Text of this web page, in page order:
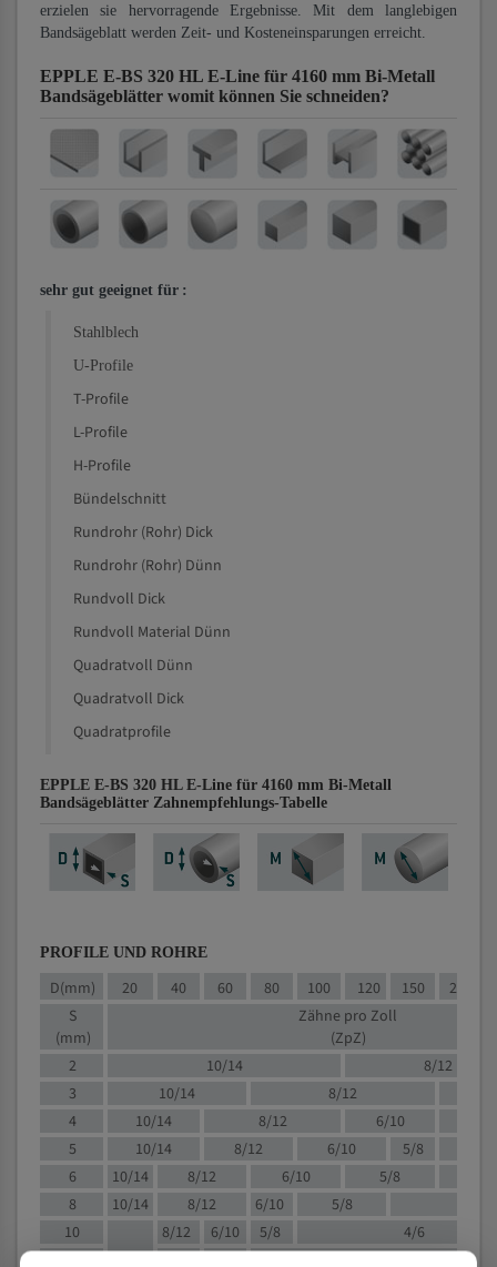
erzielen sie hervorragende Ergebnisse. Mit dem langlebigen
Bandsägeblatt werden Zeit- und Kosteneinsparungen erreicht.
EPPLE E-BS 320 HL E-Line für 4160 mm Bi-Metall
Bandsägeblätter womit können Sie schneiden?
sehr gut geeignet für :
Stahlblech
U-Profile
T-Profile
L-Profile
H-Profile
Bündelschnitt
Rundrohr (Rohr) Dick
Rundrohr (Rohr) Dünn
Rundvoll Dick
Rundvoll Material Dünn
Quadratvoll Dünn
Quadratvoll Dick
Quadratprofile
EPPLE E-BS 320 HL E-Line für 4160 mm Bi-Metall
Bandsägeblätter Zahnempfehlungs-Tabelle
PROFILE UND ROHRE
D(mm) 20 40 60 80 100 120 150 200
S
(mm)
Zähne pro Zoll
(ZpZ)
2
10/14
8/12
3
10/14 8/12
4
10/14 8/12 6/10
5
10/14 8/12 6/10
5/8
6
10/14 8/12 6/10
5/8
8
10/14 8/12 6/10 5/8
10
8/12 6/10 5/8
4/6